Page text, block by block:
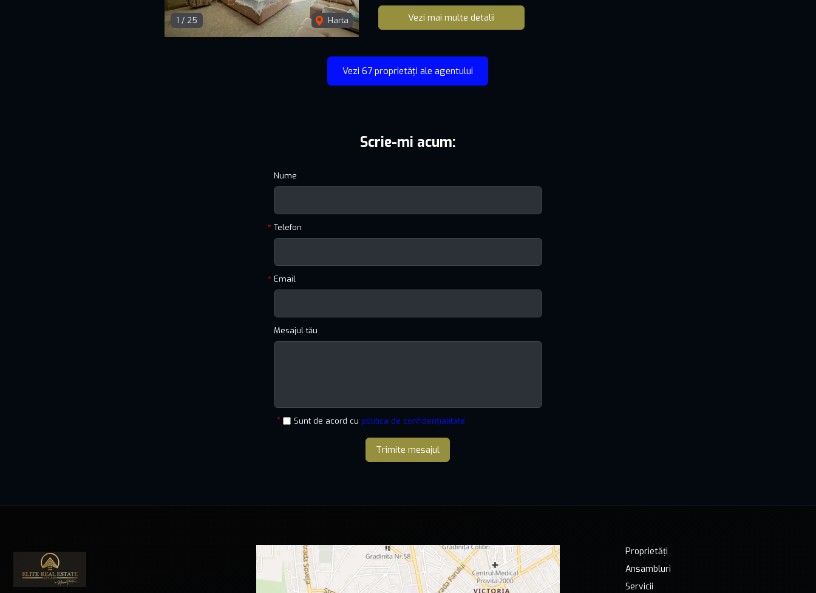
1 / 25 Harta Vezi mai multe detalii
Vezi 67 proprietăți ale agentului
Scrie-mi acum:
Nume
Telefon
Email
Mesajul tău
Sunt de acord cu politica de confidențialitate
Trimite mesajul
Proprietăți
Ansambluri
Servicii